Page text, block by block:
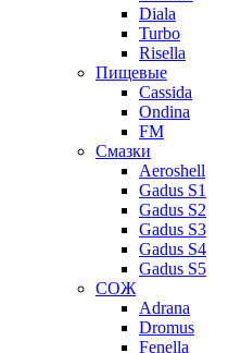
Diala
Turbo
Risella
Пищевые
Cassida
Ondina
FM
Смазки
Aeroshell
Gadus S1
Gadus S2
Gadus S3
Gadus S4
Gadus S5
СОЖ
Adrana
Dromus
Fenella